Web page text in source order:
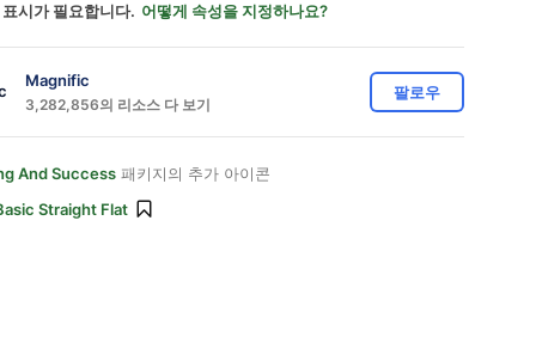
시가 필요합니다. 어떻게 속성을 지정하나요?
Magnific
3,282,856의 리소스 다 보기
팔로우
And Success 패키지의 추가 아이콘
Straight Flat